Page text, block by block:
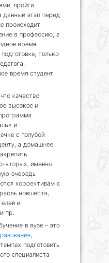
пройти
данный этап перед
происходит
в профессию, а
время
только
время студент
качество
высокое и
и
с голубой
а домашнее
вторых, именно
очередь
коррективам с
новшеств,
и
пр.
в вузе – это
,
подготовить
специалиста